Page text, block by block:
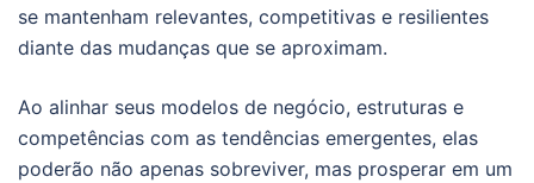
se mantenham relevantes, competitivas e resilientes
diante das mudanças que se aproximam.
Ao alinhar seus modelos de negócio, estruturas e
competências com as tendências emergentes, elas
poderão não apenas sobreviver, mas prosperar em um